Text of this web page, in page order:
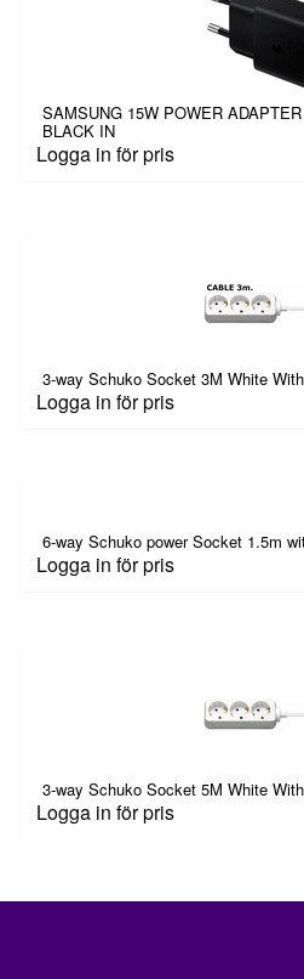
SAMSUNG 15W POWER
BLACK IN
Logga in för pris
3-way Schuko Socket 3M White
Logga in för pris
6-way Schuko power Socket 1.5m
Logga in för pris
3-way Schuko Socket 5M White
Logga in för pris